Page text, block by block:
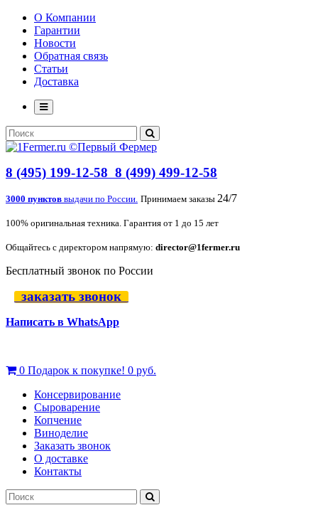
О Компании
Гарантии
Новости
Обратная связь
Статьи
Доставка
8 (495) 199-12-58 8 (499) 499-12-58
3000 пунктов выдачи по России. Принимаем заказы 24/7
100% оригинальная техника. Гарантия от 1 до 15 лет
Общайтесь с директором напрямую: director@1fermer.ru
Бесплатный звонок по России
заказать звонок
Написать в WhatsApp
0 Подарок к покупке! 0 руб.
Консервирование
Сыроварение
Копчение
Виноделие
Заказать звонок
О доставке
Контакты